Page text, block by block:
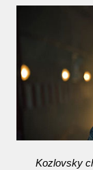
Kozlovsky